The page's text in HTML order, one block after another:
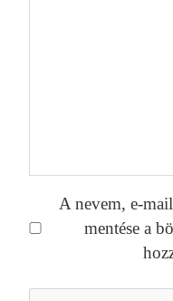
A nevem, e-
mentése a